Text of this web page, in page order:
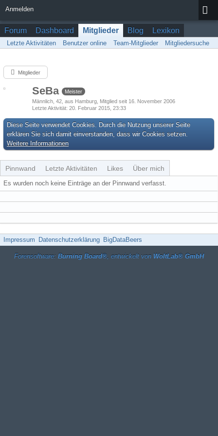
Anmelden
Forum Dashboard Mitglieder Blog Lexikon
Letzte Aktivitäten Benutzer online Team-Mitglieder Mitgliedersuche
Mitglieder
SeBa
Meister
Männlich 42 aus Hamburg Mitglied seit 16. November 2006
Letzte Aktivität 20. Februar 2015, 23:33
Diese Seite verwendet Cookies. Durch die Nutzung unserer Seite
erklären Sie sich damit einverstanden, dass wir Cookies setzen.
Weitere Informationen
Pinnwand Letzte Aktivitäten Likes Über mich
Es wurden noch keine Einträge an der Pinnwand verfasst.
Impressum Datenschutzerklärung BigDataBeers
Forensoftware: Burning Board®, entwickelt von WoltLab® GmbH